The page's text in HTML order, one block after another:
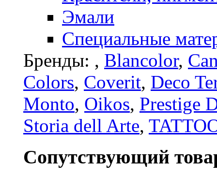
Эмали
Специальные
Бренды: , Blancolor,
Colors, Coverit, Deco
Monto, Oikos, Prestige
Storia dell Arte,
Сопутствующий